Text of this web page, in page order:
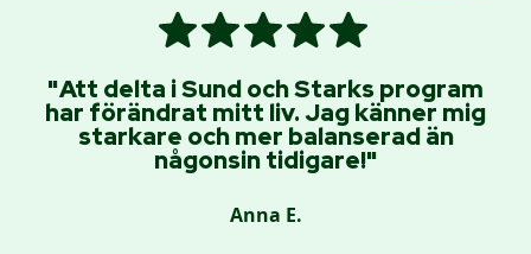
"Att delta i Sund och Starks program
har förändrat mitt liv. Jag känner mig
starkare och mer balanserad än
någonsin tidigare!"
Anna E.